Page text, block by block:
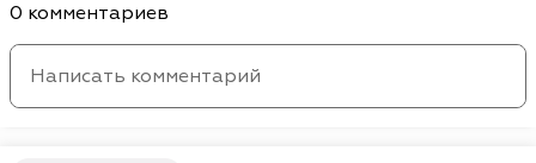
0 комментариев